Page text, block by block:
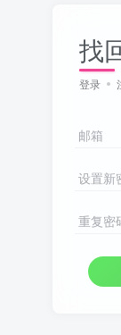
找
登录
邮箱
设置新
重复密